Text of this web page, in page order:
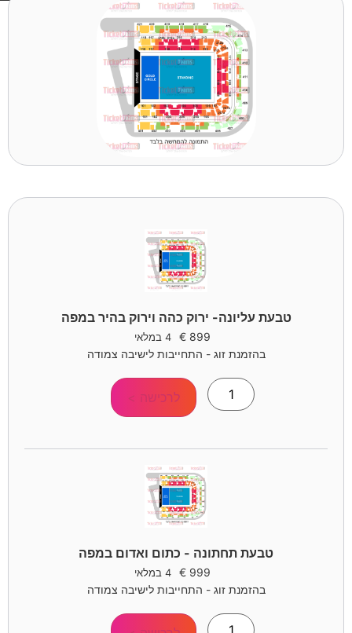
טבעת עליונה- ירוק כהה וירוק בהיר במפה
899
€ 4 במלאי
בהזמנת זוג - התחייבות לישיבה צמודה
לרכישה >
טבעת תחתונה - כתום ואדום במפה
999
€ 4 במלאי
בהזמנת זוג - התחייבות לישיבה צמודה